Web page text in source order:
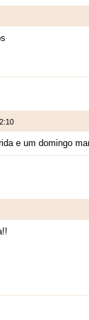
e um domingo